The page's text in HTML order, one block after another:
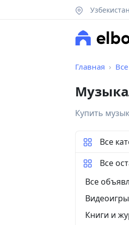
Узбекистан
Главная
Купить
Все
Все
Все
Видеоигры
Книги и